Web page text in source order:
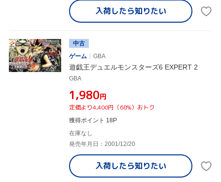
入荷したら知りたい
中古
ゲーム
GBA
遊戯王デュエルモンスターズ6 EXPERT 2
GBA
¥1,980円
定価より4,400円（68%）おトク
獲得ポイント 18P
在庫なし
発売年月日：2001/12/20
入荷したら知りたい